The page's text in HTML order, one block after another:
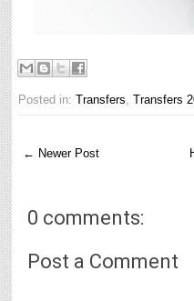
Posted in:Transfers,Transfers
← Newer Post
0 comments:
Post a Comment